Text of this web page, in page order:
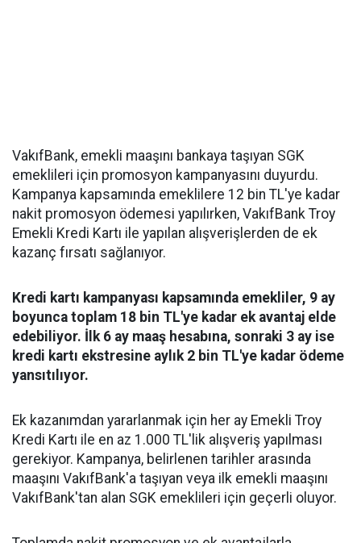
VakıfBank, emekli maaşını bankaya taşıyan SGK
emeklileri için promosyon kampanyasını duyurdu.
Kampanya kapsamında emeklilere 12 bin TL'ye kadar
nakit promosyon ödemesi yapılırken, VakıfBank Troy
Emekli Kredi Kartı ile yapılan alışverişlerden de ek
kazanç fırsatı sağlanıyor.
Kredi kartı kampanyası kapsamında emekliler, 9 ay
boyunca toplam 18 bin TL'ye kadar ek avantaj elde
edebiliyor. İlk 6 ay maaş hesabına, sonraki 3 ay ise
kredi kartı ekstresine aylık 2 bin TL'ye kadar ödeme
yansıtılıyor.
Ek kazanımdan yararlanmak için her ay Emekli Troy
Kredi Kartı ile en az 1.000 TL'lik alışveriş yapılması
gerekiyor. Kampanya, belirlenen tarihler arasında
maaşını VakıfBank'a taşıyan veya ilk emekli maaşını
VakıfBank'tan alan SGK emeklileri için geçerli oluyor.